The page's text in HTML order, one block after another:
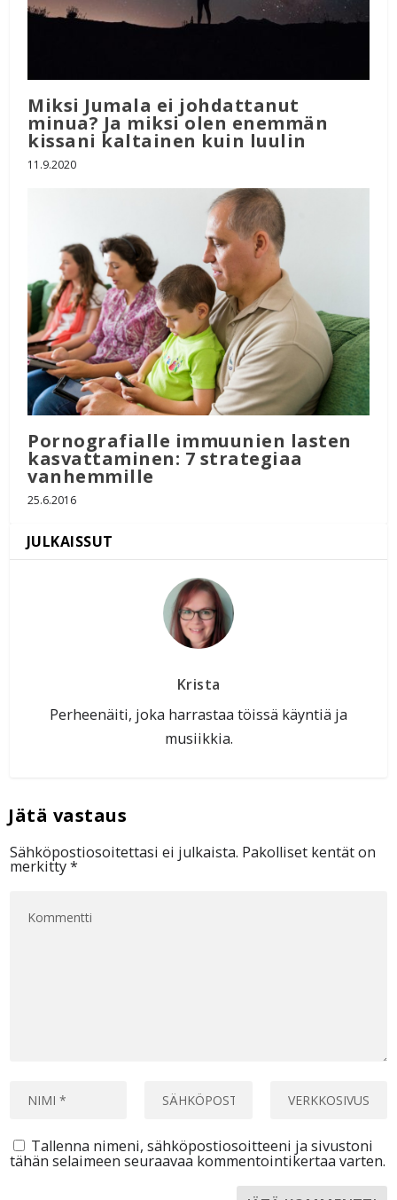
Miksi Jumala ei johdattanut
minua? Ja miksi olen enemmän
kissani kaltainen kuin luulin
11.9.2020
Pornografialle immuunien lasten
kasvattaminen: 7 strategiaa
vanhemmille
25.6.2016
Krista
Perheenäiti, joka harrastaa töissä käyntiä ja
musiikkia.
Sähköpostiosoitettasi ei julkaista. Pakolliset kentät on
merkitty*
Tallenna nimeni, sähköpostiosoitteeni ja sivustoni
tähän selaimeen seuraavaa kommentointikertaa varten.